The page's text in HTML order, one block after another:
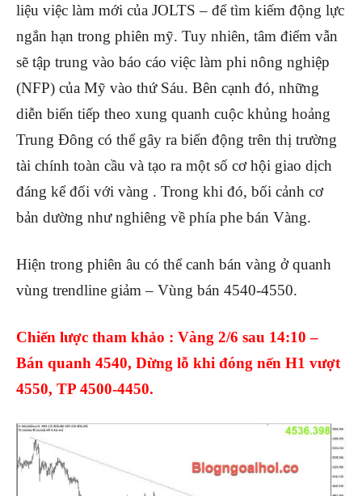
liệu việc làm mới của JOLTS – để tìm kiếm động lực
ngắn hạn trong phiên mỹ. Tuy nhiên, tâm điểm vẫn
sẽ tập trung vào báo cáo việc làm phi nông nghiệp
(NFP) của Mỹ vào thứ Sáu. Bên cạnh đó, những
diễn biến tiếp theo xung quanh cuộc khủng hoảng
Trung Đông có thể gây ra biến động trên thị trường
tài chính toàn cầu và tạo ra một số cơ hội giao dịch
đáng kể đối với vàng . Trong khi đó, bối cảnh cơ
bản dường như nghiêng về phía phe bán Vàng.
Hiện trong phiên âu có thể canh bán vàng ở quanh
vùng trendline giảm – Vùng bán 4540-4550.
Chiến lược tham khảo : Vàng 2/6 sau 14:10 –
Bán quanh 4540, Dừng lỗ khi đóng nến H1 vượt
4550, TP 4500-4450.